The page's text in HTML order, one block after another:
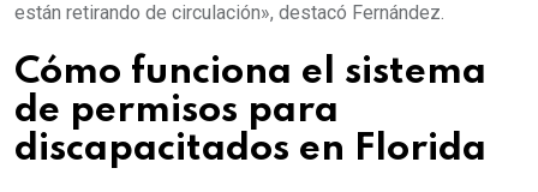
están retirando de circulación», destacó Fernández.
Cómo funciona el sistema
de permisos para
discapacitados en Florida